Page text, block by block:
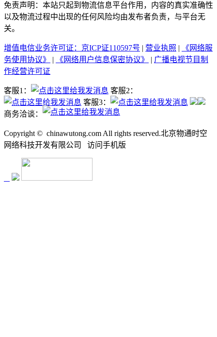
免责声明：本站只起到物流信息平台作用，内容的真实准确性
以及物流过程中出现的任何风险均由发布者负责，与平台无
关。
增值电信业务许可证：京ICP证110597号 | 营业执照 |
《网络服
务使用协议》
| 《网络用户信息保密协议》 | 广播电视节目制
作经营许可证
客服1：
客服2：
客服3：
商务洽谈：
Copyright © chinawutong.com All rights reserved.北京物通时空
网络科技开发有限公司
访问手机版